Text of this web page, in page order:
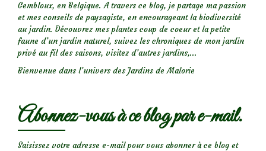
Gembloux, en Belgique. A travers ce blog, je partage ma passion
et mes conseils de paysagiste, en encourageant la biodiversité
au jardin. Découvrez mes plantes coup de coeur et la petite
faune d’un jardin naturel, suivez les chroniques de mon jardin
privé au fil des saisons, visitez d’autres jardins,...
Bienvenue dans l’univers des Jardins de Malorie
Abonnez-vous à ce blog par e-mail.
Saisissez votre adresse e-mail pour vous abonner à ce blog et